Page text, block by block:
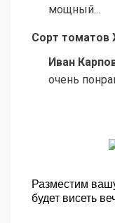
мощный...
Сорт томатов
Иван
очень
Разместим
будет висеть